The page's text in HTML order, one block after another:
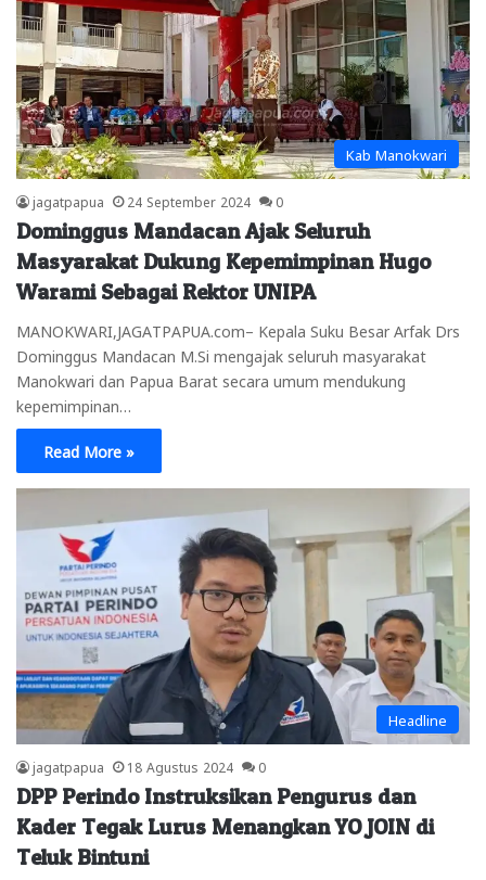
Kab Manokwari
jagatpapua 24 September 2024 0
Dominggus Mandacan Ajak Seluruh
Masyarakat Dukung Kepemimpinan Hugo
Warami Sebagai Rektor UNIPA
MANOKWARI,JAGATPAPUA.com– Kepala Suku Besar Arfak Drs
Dominggus Mandacan M.Si mengajak seluruh masyarakat
Manokwari dan Papua Barat secara umum mendukung
kepemimpinan…
Read More »
Headline
jagatpapua 18 Agustus 2024 0
DPP Perindo Instruksikan Pengurus dan
Kader Tegak Lurus Menangkan YO JOIN di
Teluk Bintuni